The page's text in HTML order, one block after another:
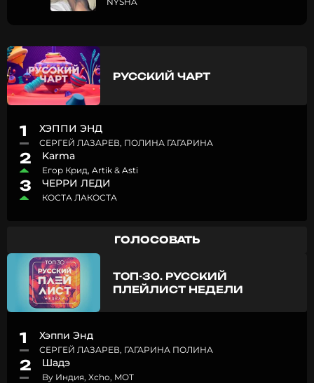
РУССКИЙ ЧАРТ
1 ХЭППИ ЭНД
СЕРГЕЙ ЛАЗАРЕВ, ПОЛИНА ГАГАРИНА
2 Karma
Егор Крид, Artik & Asti
3 ЧЕРРИ ЛЕДИ
КОСТА ЛАКОСТА
ГОЛОСОВАТЬ
ТОП-30. РУССКИЙ
ПЛЕЙЛИСТ НЕДЕЛИ
1 Хэппи Энд
СЕРГЕЙ ЛАЗАРЕВ, ГАГАРИНА ПОЛИНА
2 Шадэ
By Индия, Xcho, MOT